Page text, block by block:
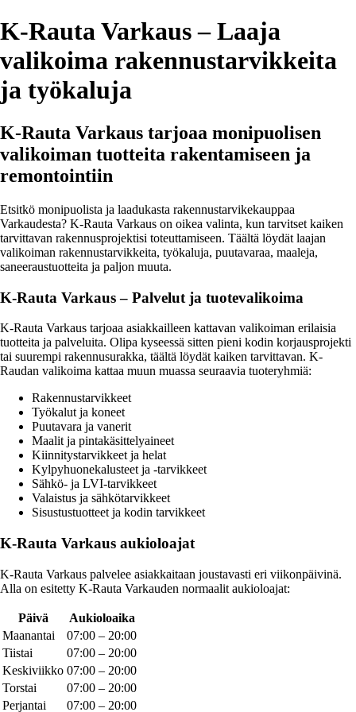
K-Rauta Varkaus – Laaja
valikoima rakennustarvikkeita
ja työkaluja
K-Rauta Varkaus tarjoaa monipuolisen
valikoiman tuotteita rakentamiseen ja
remontointiin
Etsitkö monipuolista ja laadukasta rakennustarvikekauppaa
Varkaudesta? K-Rauta Varkaus on oikea valinta, kun tarvitset kaiken
tarvittavan rakennusprojektisi toteuttamiseen. Täältä löydät laajan
valikoiman rakennustarvikkeita, työkaluja, puutavaraa, maaleja,
saneeraustuotteita ja paljon muuta.
K-Rauta Varkaus – Palvelut ja tuotevalikoima
K-Rauta Varkaus tarjoaa asiakkailleen kattavan valikoiman erilaisia
tuotteita ja palveluita. Olipa kyseessä sitten pieni kodin korjausprojekti
tai suurempi rakennusurakka, täältä löydät kaiken tarvittavan. K-
Raudan valikoima kattaa muun muassa seuraavia tuoteryhmiä:
Rakennustarvikkeet
Työkalut ja koneet
Puutavara ja vanerit
Maalit ja pintakäsittelyaineet
Kiinnitystarvikkeet ja helat
Kylpyhuonekalusteet ja -tarvikkeet
Sähkö- ja LVI-tarvikkeet
Valaistus ja sähkötarvikkeet
Sisustustuotteet ja kodin tarvikkeet
K-Rauta Varkaus aukioloajat
K-Rauta Varkaus palvelee asiakkaitaan joustavasti eri viikonpäivinä.
Alla on esitetty K-Rauta Varkauden normaalit aukioloajat:
Päivä
Aukioloaika
Maanantai
07:00 – 20:00
Tiistai
07:00 – 20:00
Keskiviikko 07:00 – 20:00
Torstai
07:00 – 20:00
Perjantai
07:00 – 20:00